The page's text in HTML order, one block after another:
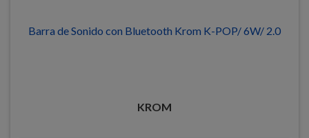
Barra de Sonido con Bluetooth Krom K-POP/ 6W/ 2.0
KROM